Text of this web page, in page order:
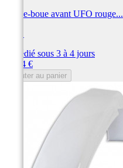
Garde-boue avant UFO rouge...
Expédié sous 3 à 4 jours
93,44 €
Ajouter au panier